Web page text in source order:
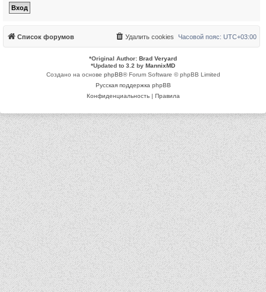
Список форумов Часовой пояс: UTC+03:00
Удалить cookies
*Original Author: Brad Veryard
*Updated to 3.2 by MannixMD
Создано на основе phpBB® Forum Software © phpBB Limited
Русская поддержка phpBB
Конфиденциальность| Правила